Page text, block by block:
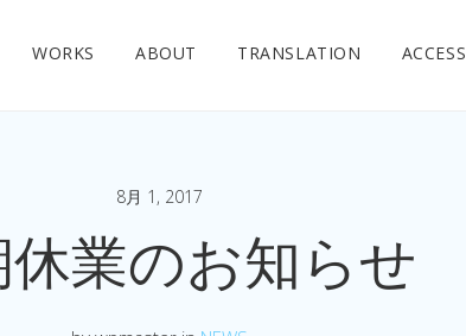
WORKS ABOUT TRANSLATION ACCESS
8月 1, 2017
業のお知らせ